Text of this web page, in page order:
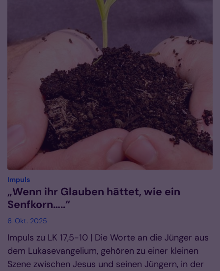
Impuls:
„Wenn ihr Glauben hättet, wie ein
Senfkorn…..“
6. Okt. 2025
Impuls zu LK 17,5-10 | Die Worte an die Jünger aus
dem Lukasevangelium, gehören zu einer kleinen
Szene zwischen Jesus und seinen Jüngern, in der